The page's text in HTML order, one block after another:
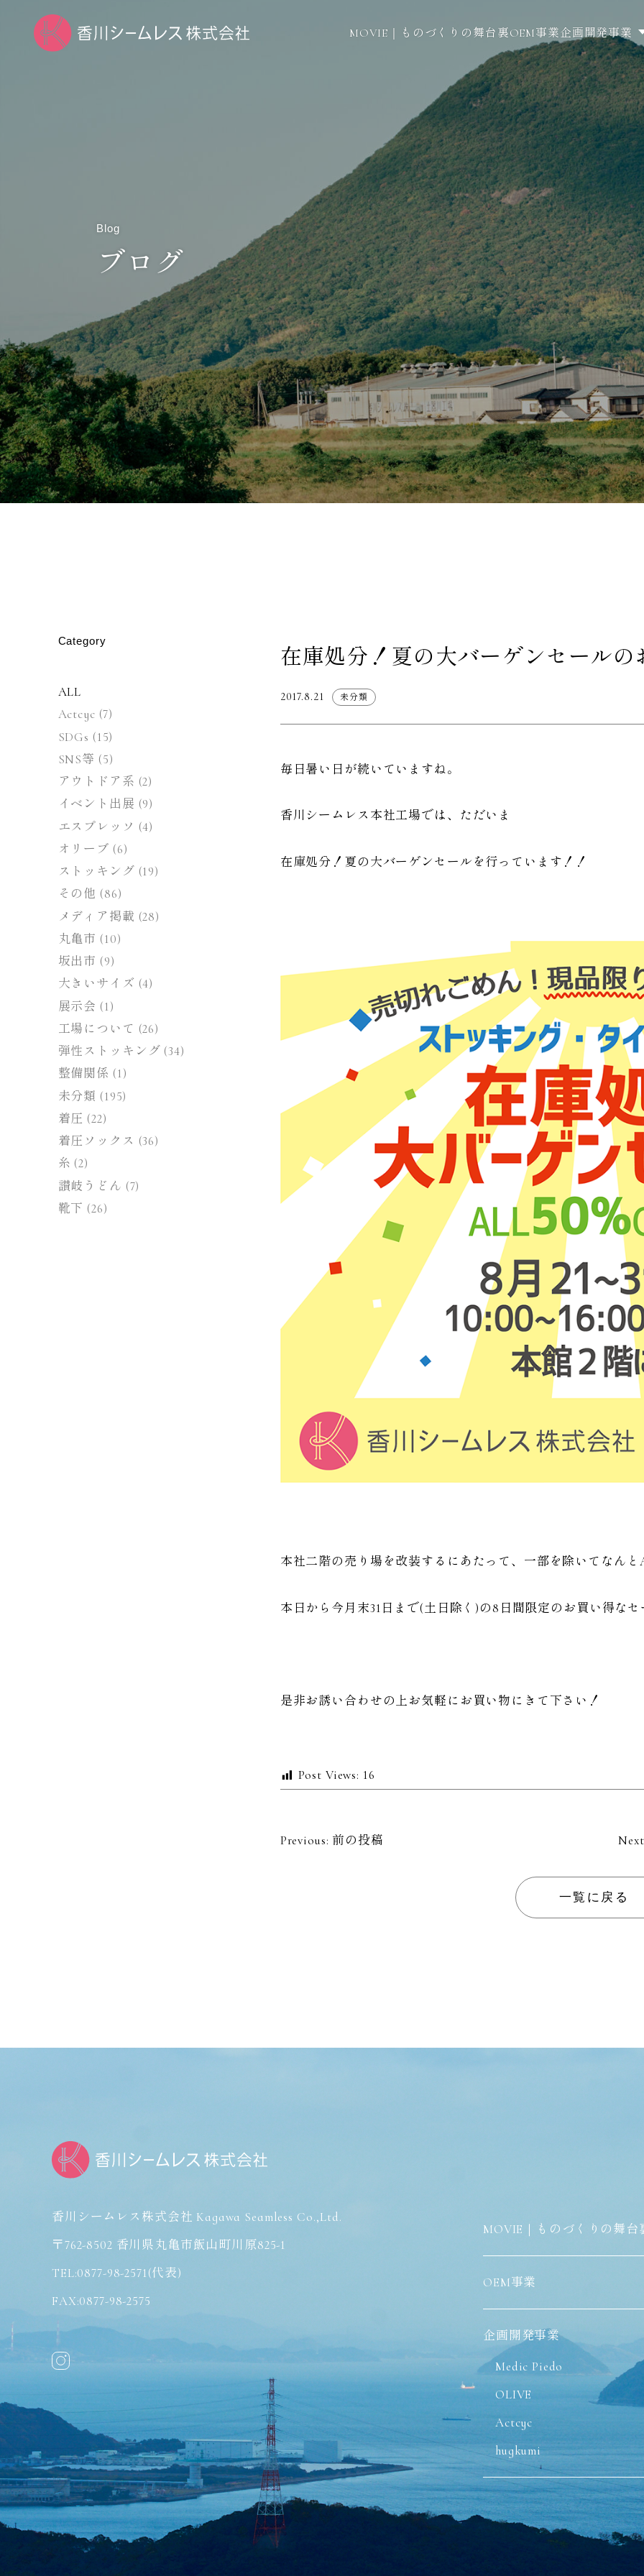
MOVIE｜ものづくりの舞台裏OEM事業企画開発事業
Blog
ブログ
在庫処分！夏の大バーゲンセールの
2017.8.21 未分類
毎日暑い日が続いていますね。
香川シームレス本社工場では、ただいま
在庫処分！夏の大バーゲンセールを行っています！！
本社二階の売り場を改装するにあたって、一部を除いてなんと
本日から今月末31日まで(土日除く)の8日間限定のお買い得な
是非お誘い合わせの上お気軽にお買い物にきて下さい！
Post Views: 16
投
ー
Previous: 前の投稿
一覧に戻る
Category
ALL
Actcyc (7)
SDGs (15)
SNS等 (5)
アウトドア系 (2)
イベント出展 (9)
エスプレッソ (4)
オリーブ (6)
ストッキング (19)
その他 (86)
メディア掲載 (28)
丸亀市 (10)
坂出市 (9)
大きいサイズ (4)
展示会 (1)
工場について (26)
弾性ストッキング (34)
整備関係 (1)
未分類 (195)
着圧 (22)
着圧ソックス (36)
糸 (2)
讃岐うどん (7)
靴下 (26)
香川シームレス株式会社 Kagawa Seamless Co.,Ltd.
〒762-8502 香川県丸亀市飯山町川原825-1
TEL:0877-98-2571(代表)
FAX:0877-98-2575
MOVIE｜ものづくりの舞台
OEM事業
企画開発事業
Medic Piedo
OLIVE
Actcyc
hugkumi